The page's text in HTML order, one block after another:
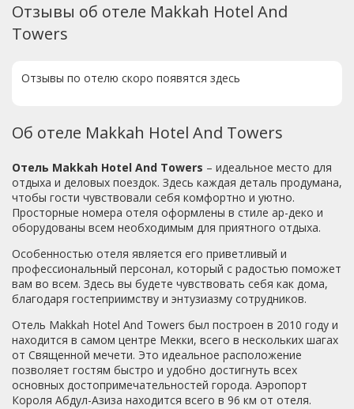
Отзывы об отеле Makkah Hotel And
Towers
Отзывы по отелю скоро появятся здесь
Об отеле Makkah Hotel And Towers
Отель Makkah Hotel And Towers – идеальное место для
отдыха и деловых поездок. Здесь каждая деталь продумана,
чтобы гости чувствовали себя комфортно и уютно.
Просторные номера отеля оформлены в стиле ар-деко и
оборудованы всем необходимым для приятного отдыха.
Особенностью отеля является его приветливый и
профессиональный персонал, который с радостью поможет
вам во всем. Здесь вы будете чувствовать себя как дома,
благодаря гостеприимству и энтузиазму сотрудников.
Отель Makkah Hotel And Towers был построен в 2010 году и
находится в самом центре Мекки, всего в нескольких шагах
от Священной мечети. Это идеальное расположение
позволяет гостям быстро и удобно достигнуть всех
основных достопримечательностей города. Аэропорт
Короля Абдул-Азиза находится всего в 96 км от отеля.